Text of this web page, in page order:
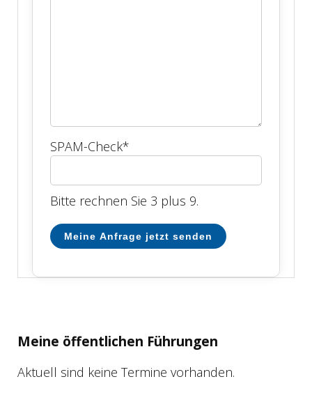
SPAM-Check*
Bitte rechnen Sie 3 plus 9.
Meine Anfrage jetzt senden
Meine öffentlichen Führungen
Aktuell sind keine Termine vorhanden.